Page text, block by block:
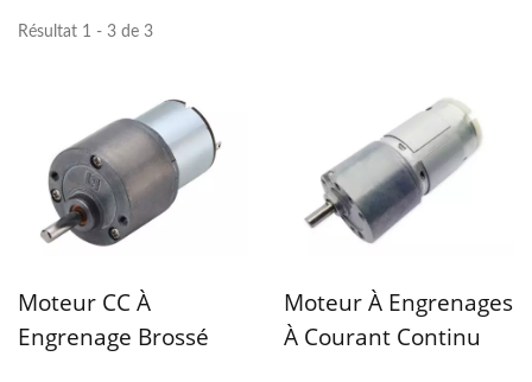
Résultat 1 - 3 de 3
Moteur CC À
Engrenage Brossé
Moteur À Engrenages
À Courant Continu